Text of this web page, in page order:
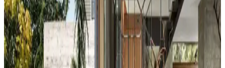
Yatak Odası Duvar Rengi Seçiminde Işık ve
Tonların Önemi ve Etkileri
Yatak odası duvar renginin seçimi, ışık koşulları, zemin ve pencere
yerleşimi gibi faktörlerle uyumlu olmalıdır. Sıcak-soğuk kahverengi
ve yeşil tonları farklı atmosferler yaratır. Renk örnekleri farklı ışık
koşullarında test edilmelidir.